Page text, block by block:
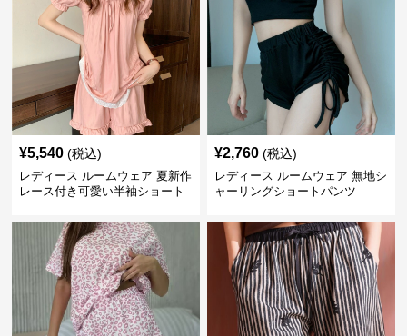
¥5,540 (税込)
レディース ルームウェア 夏新作
レース付き可愛い半袖ショート
¥2,760 (税込)
レディース ルームウェア 無地シ
ャーリングショートパンツ